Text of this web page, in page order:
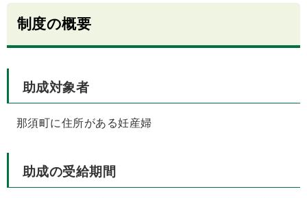
制度の概要
助成対象者
那須町に住所がある妊産婦
助成の受給期間